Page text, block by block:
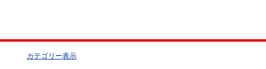
カテゴリー表示